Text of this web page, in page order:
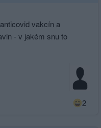
vakcín a
- v jakém snu to
2